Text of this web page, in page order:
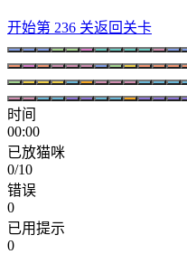
开始第 236 关返回关卡
时间
00:00
已放猫咪
0/10
错误
0
已用提示
0